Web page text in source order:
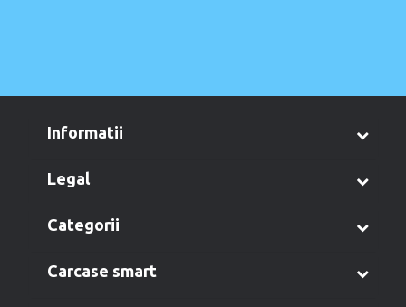
informatii
legal
categorii
carcase smart